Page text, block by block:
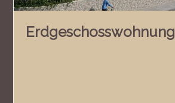
Erdgeschosswohnung